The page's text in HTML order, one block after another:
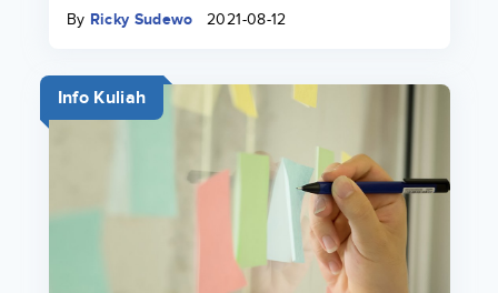
By Ricky Sudewo 2021-08-12
Info Kuliah